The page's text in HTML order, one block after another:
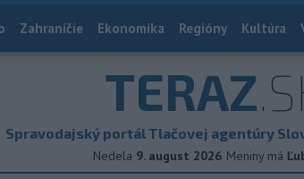
Zahraničie Ekonomika Regióny Kultúra
TERAZ
Spravodajský portál Tlačovej agentúry
Nedela 9. august 2026 Meniny má